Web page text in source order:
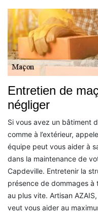
Entretien de
négliger
Si vous avez un bâtiment
comme à l’extérieur,
équipe peut vous aider à
dans la maintenance de
Capdeville. Entretenir la
présence de dommages
au plus vite. Artisan
veut vous aider au